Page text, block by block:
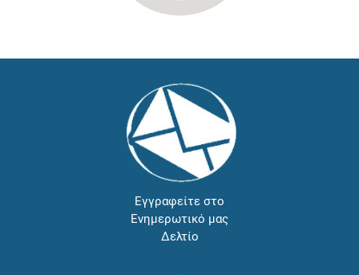
Εγγραφείτε στο
Ενημερωτικό μας
Δελτίο